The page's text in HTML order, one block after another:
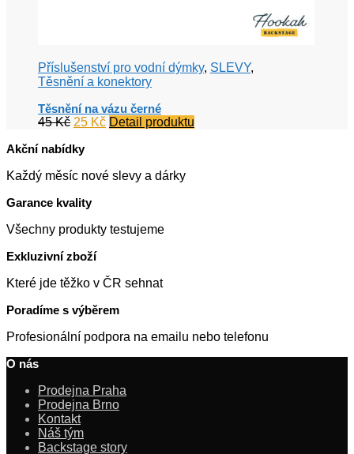
Příslušenství pro vodní dýmky, SLEVY,
Těsnění a konektory
Těsnění na vázu černé
45Kč Původní
byla:
25 KčAktuální
Detail produktu
Akční nabídky
Každý měsíc nové slevy a dárky
Garance kvality
Všechny produkty testujeme
Exkluzivní zboží
Které jde těžko v ČR sehnat
Poradíme s výběrem
Profesionální podpora na emailu nebo telefonu
O nás
Prodejna Praha
Prodejna Brno
Kontakt
Náš tým
Backstage story